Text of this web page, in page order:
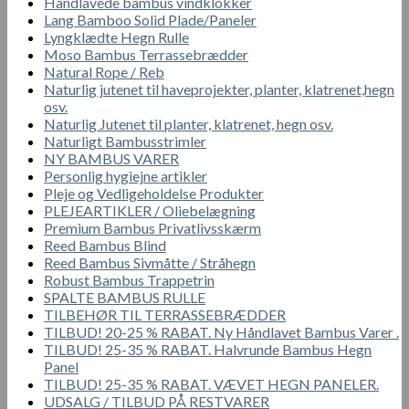
Lang Bamboo Solid Plade/Paneler
Lyngklædte Hegn Rulle
Moso Bambus Terrassebrædder
Natural Rope / Reb
Naturlig jutenet til haveprojekter, planter, klatrenet,hegn
osv.
Naturlig Jutenet til planter, klatrenet, hegn osv.
Naturligt Bambusstrimler
NY BAMBUS VARER
Personlig hygiejne artikler
Pleje og Vedligeholdelse Produkter
PLEJEARTIKLER / Oliebelægning
Premium Bambus Privatlivsskærm
Reed Bambus Blind
Reed Bambus Sivmåtte / Stråhegn
Robust Bambus Trappetrin
SPALTE BAMBUS RULLE
TILBEHØR TIL TERRASSEBRÆDDER
TILBUD! 20-25 % RABAT. Ny Håndlavet Bambus Varer .
TILBUD! 25-35 % RABAT. Halvrunde Bambus Hegn
Panel
TILBUD! 25-35 % RABAT. VÆVET HEGN PANELER.
UDSALG / TILBUD PÅ RESTVARER